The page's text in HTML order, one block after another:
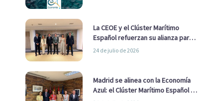
La CEOE y el Clúster Marítimo
Español refuerzan su alianza para
impulsar una estrategia Nacional
24 de julio de 2026
Madrid se alinea con la Economía
Azul: el Clúster Marítimo Español y